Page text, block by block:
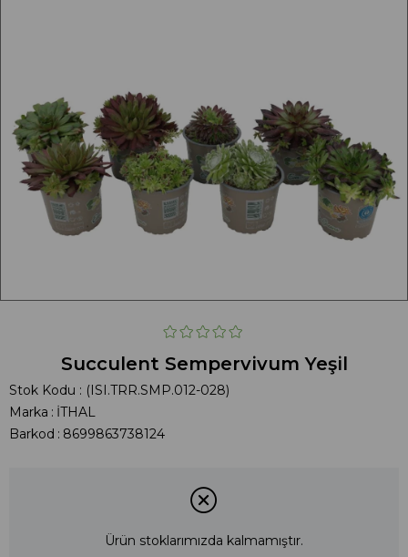
Succulent Sempervivum Yeşil
Stok Kodu
(ISI.TRR.SMP.012-028)
Marka : İTHAL
Barkod : 8699863738124
Ürün stoklarımızda kalmamıştır.